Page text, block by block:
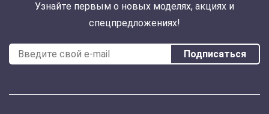
Узнайте первым о новых моделях, акциях и
спецпредложениях!
Подписаться